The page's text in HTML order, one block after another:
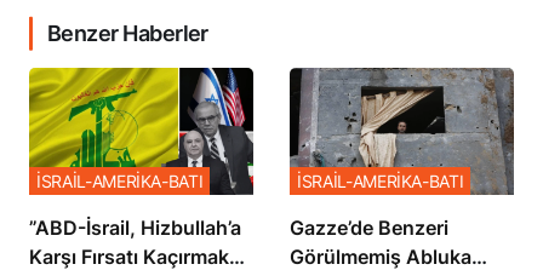
Benzer Haberler
​​​​​​​”ABD-İsrail, Hizbullah’a
Karşı Fırsatı Kaçırmak
İSRAİL-AMERİKA-BATI
​​​​​​​Gazze’de Benzeri
Görülmemiş Abluka
İSRAİL-AMERİKA-BATI